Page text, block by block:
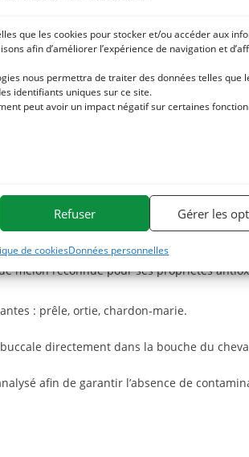
que les cookies pour stocker et/ou accéder aux
afin d’améliorer l’expérience de navigation et
nous permettra de traiter des données telles que
identifiants uniques sur ce site.
peut avoir un impact négatif sur certaines
Refuser Gérer les
de cookiesDonnées personnelles
soutenant la performance des
: desformules innovantes aux actifs
: lysine, méthionine et L-glutamine,
l’équilibre nerveux,
de la fatigue.
melon reconnue pour ses propriétés
: prêle, ortie, chardon-marie.
directement dans la bouche du
afin de garantir l’absence de